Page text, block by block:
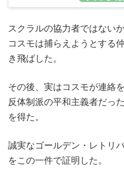
スクラルの協力者ではない
コスモは捕らえようとする
き飛ばした。
その後、実はコスモが連絡
反体制派の平和主義者だっ
を得た。
誠実なゴールデン・レトリ
をこの一件で証明した。